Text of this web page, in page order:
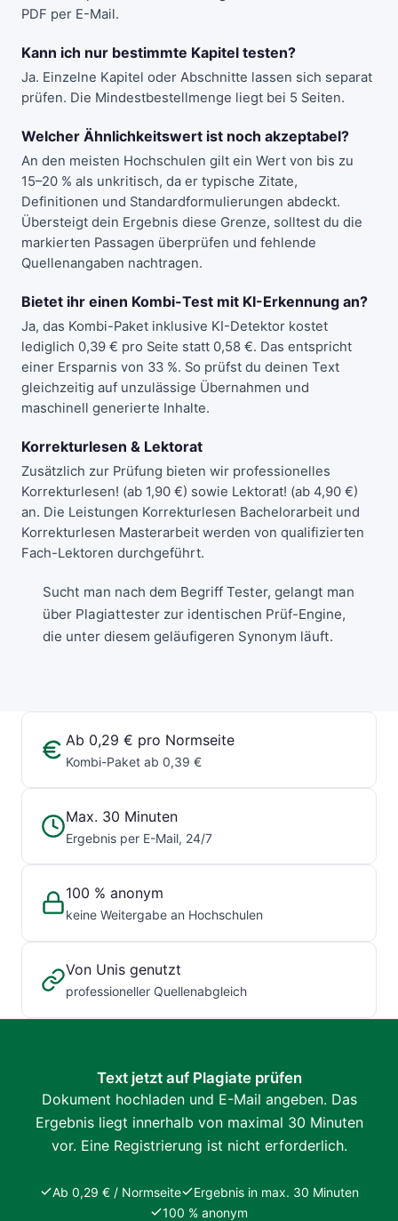
PDF per E-Mail.
Kann ich nur bestimmte Kapitel testen?
Ja. Einzelne Kapitel oder Abschnitte lassen sich separat
prüfen. Die Mindestbestellmenge liegt bei 5 Seiten.
Welcher Ähnlichkeitswert ist noch akzeptabel?
An den meisten Hochschulen gilt ein Wert von bis zu
15–20 % als unkritisch, da er typische Zitate,
Definitionen und Standardformulierungen abdeckt.
Übersteigt dein Ergebnis diese Grenze, solltest du die
markierten Passagen überprüfen und fehlende
Quellenangaben nachtragen.
Bietet ihr einen Kombi-Test mit KI-Erkennung an?
Ja, das Kombi-Paket inklusive KI-Detektor kostet
lediglich 0,39 € pro Seite statt 0,58 €. Das entspricht
einer Ersparnis von 33 %. So prüfst du deinen Text
gleichzeitig auf unzulässige Übernahmen und
maschinell generierte Inhalte.
Korrekturlesen & Lektorat
Zusätzlich zur Prüfung bieten wir professionelles
Korrekturlesen! (ab 1,90 €) sowie Lektorat! (ab 4,90 €)
an. Die Leistungen Korrekturlesen Bachelorarbeit und
Korrekturlesen Masterarbeit werden von qualifizierten
Fach-Lektoren durchgeführt.
Sucht man nach dem Begriff Tester, gelangt man
über Plagiattester zur identischen Prüf-Engine,
die unter diesem geläufigeren Synonym läuft.
Ab 0,29 € pro Normseite
Kombi-Paket ab 0,39 €
Max. 30 Minuten
Ergebnis per E-Mail, 24/7
100 % anonym
keine Weitergabe an Hochschulen
Von Unis genutzt
professioneller Quellenabgleich
Text jetzt auf Plagiate prüfen
Dokument hochladen und E-Mail angeben. Das
Ergebnis liegt innerhalb von maximal 30 Minuten
vor. Eine Registrierung ist nicht erforderlich.
Ab 0,29 € / Normseite
Ergebnis in max. 30 Minuten
100 % anonym